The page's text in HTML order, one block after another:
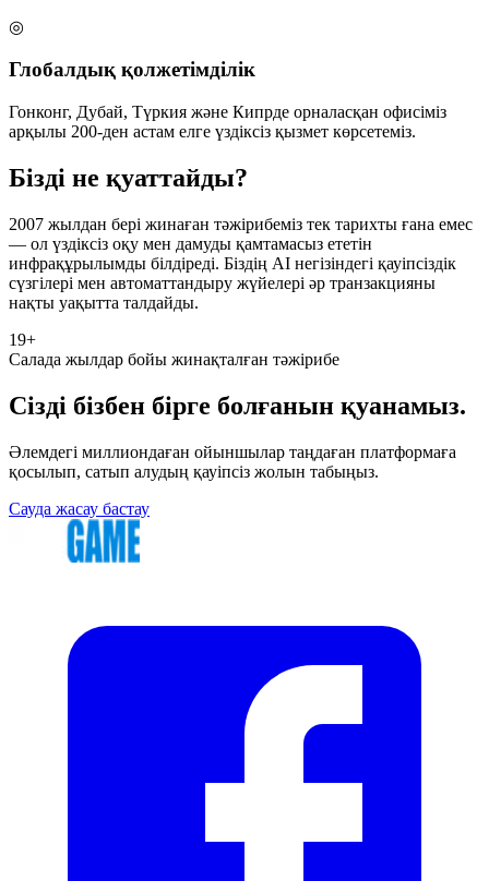
◎
Глобалдық қолжетімділік
Гонконг, Дубай, Түркия және Кипрде орналасқан офисіміз
арқылы 200-ден астам елге үздіксіз қызмет көрсетеміз.
Бізді не қуаттайды?
2007 жылдан бері жинаған тәжірибеміз тек тарихты ғана емес
— ол үздіксіз оқу мен дамуды қамтамасыз ететін
инфрақұрылымды білдіреді. Біздің AI негізіндегі қауіпсіздік
сүзгілері мен автоматтандыру жүйелері әр транзакцияны
нақты уақытта талдайды.
19+
Салада жылдар бойы жинақталған тәжірибе
Сізді бізбен бірге болғанын қуанамыз.
Әлемдегі миллиондаған ойыншылар таңдаған платформаға
қосылып, сатып алудың қауіпсіз жолын табыңыз.
Сауда жасау бастау